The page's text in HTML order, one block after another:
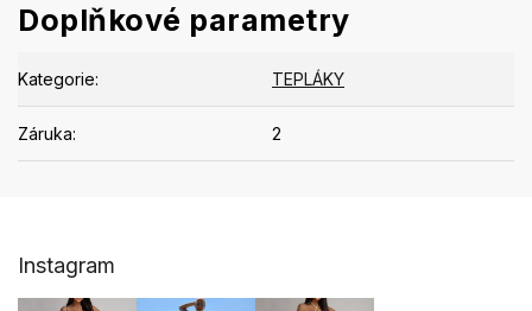
Doplňkové parametry
Kategorie: TEPLÁKY
Záruka: 2
Instagram